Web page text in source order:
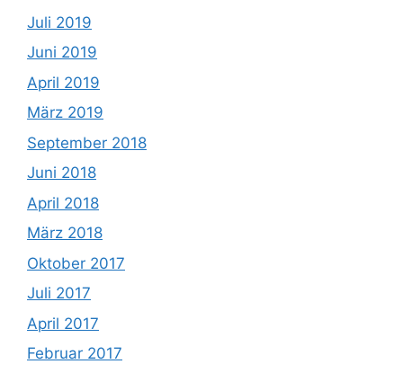
Juli 2019
Juni 2019
April 2019
März 2019
September 2018
Juni 2018
April 2018
März 2018
Oktober 2017
Juli 2017
April 2017
Februar 2017